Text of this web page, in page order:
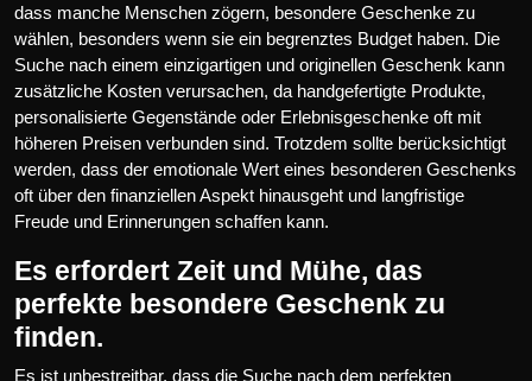
dass manche Menschen zögern, besondere Geschenke zu
wählen, besonders wenn sie ein begrenztes Budget haben. Die
Suche nach einem einzigartigen und originellen Geschenk kann
zusätzliche Kosten verursachen, da handgefertigte Produkte,
personalisierte Gegenstände oder Erlebnisgeschenke oft mit
höheren Preisen verbunden sind. Trotzdem sollte berücksichtigt
werden, dass der emotionale Wert eines besonderen Geschenks
oft über den finanziellen Aspekt hinausgeht und langfristige
Freude und Erinnerungen schaffen kann.
Es erfordert Zeit und Mühe, das
perfekte besondere Geschenk zu
finden.
Es ist unbestreitbar, dass die Suche nach dem perfekten